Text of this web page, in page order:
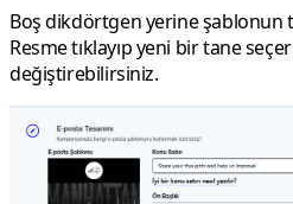
Boş dikdörtgen yerine şablonun
Resme tıklayıp yeni bir tane
değiştirebilirsiniz.